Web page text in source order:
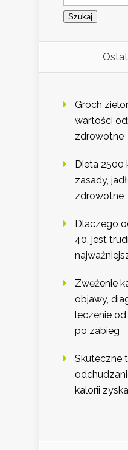
Groch
wartości
zdrowotne
Dieta 2500
zasady,
zdrowotne
Dlaczego
40. jest
Zwężenie
objawy,
leczenie
po zabieg
Skuteczne
kalorii